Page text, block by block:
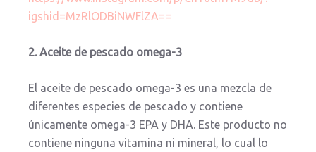
igshid=MzRlODBiNWFlZA==
2. Aceite de pescado omega-3
El aceite de pescado omega-3 es una mezcla de
diferentes especies de pescado y contiene
únicamente omega-3 EPA y DHA. Este producto no
contiene ninguna vitamina ni mineral, lo cual lo